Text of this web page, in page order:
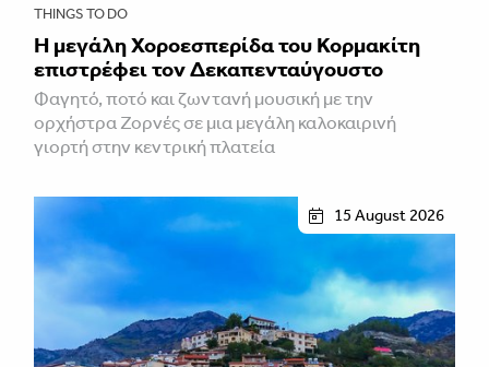
THINGS TO DO
Η μεγάλη Χοροεσπερίδα του Κορμακίτη
επιστρέφει τον Δεκαπενταύγουστο
Φαγητό, ποτό και ζωντανή μουσική με την
ορχήστρα Ζορνές σε μια μεγάλη καλοκαιρινή
γιορτή στην κεντρική πλατεία
15 August 2026